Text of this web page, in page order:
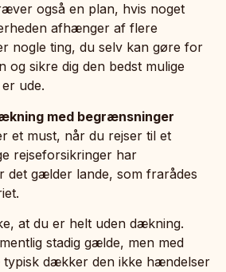
også en plan, hvis noget
afhænger af flere
nogle ting, du selv kan gøre for
og sikre dig den bedst mulige
ude.
med begrænsninger
et must, når du rejser til et
rejseforsikringer har
det gælder lande, som frarådes
at du er helt uden dækning.
stadig gælde, men med
typisk dækker den ikke hændelser